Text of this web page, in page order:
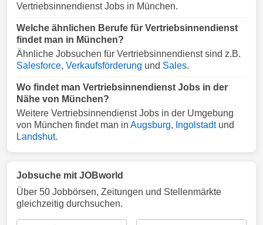
Vertriebsinnendienst Jobs in München.
Welche ähnlichen Berufe für Vertriebsinnendienst
findet man in München?
Ähnliche Jobsuchen für Vertriebsinnendienst sind z.B.
Salesforce, Verkaufsförderung und Sales.
Wo findet man Vertriebsinnendienst Jobs in der
Nähe von München?
Weitere Vertriebsinnendienst Jobs in der Umgebung
von München findet man in Augsburg, Ingolstadtund
Landshut.
Jobsuche mit JOBworld
Über 50 Jobbörsen, Zeitungen und Stellenmärkte
gleichzeitig durchsuchen.